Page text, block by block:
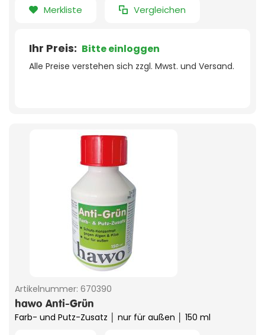
Merkliste Vergleichen
Ihr Preis: Bitte einloggen
Alle Preise verstehen sich zzgl. Mwst. und Versand.
Artikelnummer: 670390
hawo Anti-Grün
Farb- und Putz-Zusatz │ nur für außen │ 150 ml